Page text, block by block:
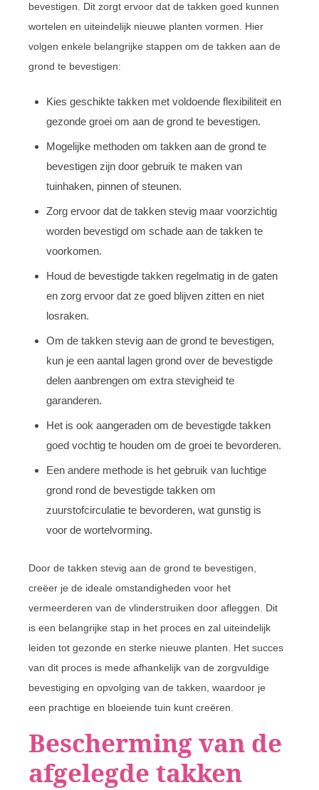
bevestigen. Dit zorgt ervoor dat de takken goed kunnen
wortelen en uiteindelijk nieuwe planten vormen. Hier
volgen enkele belangrijke stappen om de takken aan de
grond te bevestigen:
Kies geschikte takken met voldoende flexibiliteit en
gezonde groei om aan de grond te bevestigen.
Mogelijke methoden om takken aan de grond te
bevestigen zijn door gebruik te maken van
tuinhaken, pinnen of steunen.
Zorg ervoor dat de takken stevig maar voorzichtig
worden bevestigd om schade aan de takken te
voorkomen.
Houd de bevestigde takken regelmatig in de gaten
en zorg ervoor dat ze goed blijven zitten en niet
losraken.
Om de takken stevig aan de grond te bevestigen,
kun je een aantal lagen grond over de bevestigde
delen aanbrengen om extra stevigheid te
garanderen.
Het is ook aangeraden om de bevestigde takken
goed vochtig te houden om de groei te bevorderen.
Een andere methode is het gebruik van luchtige
grond rond de bevestigde takken om
zuurstofcirculatie te bevorderen, wat gunstig is
voor de wortelvorming.
Door de takken stevig aan de grond te bevestigen,
creëer je de ideale omstandigheden voor het
vermeerderen van de vlinderstruiken door afleggen. Dit
is een belangrijke stap in het proces en zal uiteindelijk
leiden tot gezonde en sterke nieuwe planten. Het succes
van dit proces is mede afhankelijk van de zorgvuldige
bevestiging en opvolging van de takken, waardoor je
een prachtige en bloeiende tuin kunt creëren.
Bescherming van de
afgelegde takken